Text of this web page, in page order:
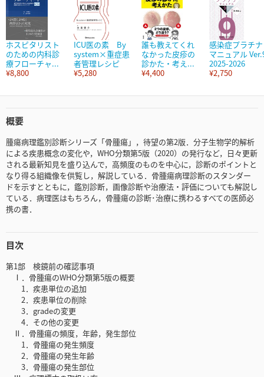
ホスピタリスト
のための内科診
療フローチャ...
¥8,800
ICU医の素 By
system×重症患
者管理レシピ
¥5,280
誰も教えてくれ
なかった皮疹の
診かた・考え...
¥4,400
感染症プラチナ
マニュアル
2025-2026
¥2,750
概要
腫瘍病理鑑別診断シリーズ「骨腫瘍」，待望の第2版．分子生物学的解析
による疾患概念の変化や，WHO分類第5版（2020）の発行など，日々更新
される最新知見を盛り込んで，高頻度のものを中心に，診断のポイントと
なり得る組織像を供覧し，解説している．骨腫瘍病理診断のスタンダー
ドを示すとともに，鑑別診断，画像診断や治療法・評価についても解説し
ている．病理医はもちろん，骨腫瘍の診断･治療に携わるすべての医師必
携の書．
目次
第1部 検鏡前の確認事項
Ⅰ．骨腫瘍のWHO分類第5版の概要
1．疾患単位の追加
2．疾患単位の削除
3．gradeの変更
4．その他の変更
Ⅱ．骨腫瘍の頻度，年齢，発生部位
1．骨腫瘍の発生頻度
2．骨腫瘍の発生年齢
3．骨腫瘍の発生部位